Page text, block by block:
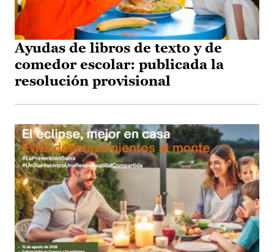
Ayudas de libros de texto y de
comedor escolar: publicada la
resolución provisional